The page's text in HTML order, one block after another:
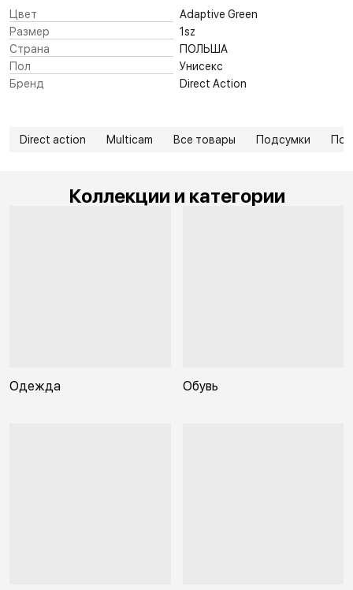
Цвет
Adaptive Green
Размер
1sz
Страна
ПОЛЬША
Пол
Унисекс
Бренд
Direct Action
Direct action Multicam Все товары Подсумки
Коллекции и категории
Одежда Обувь